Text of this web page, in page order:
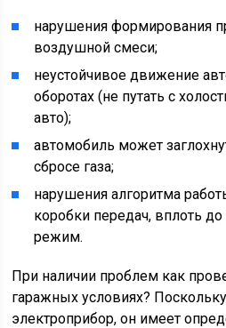
нарушения формирования
воздушной смеси;
неустойчивое движение
оборотах (не путать с
авто);
автомобиль может
сбросе газа;
нарушения алгоритма
коробки передач, вплоть
режим.
При наличии проблем как
гаражных условиях?
электроприбор, он имеет